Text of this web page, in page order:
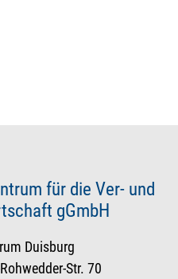
für die Ver- und
gGmbH
Duisburg
Str. 70